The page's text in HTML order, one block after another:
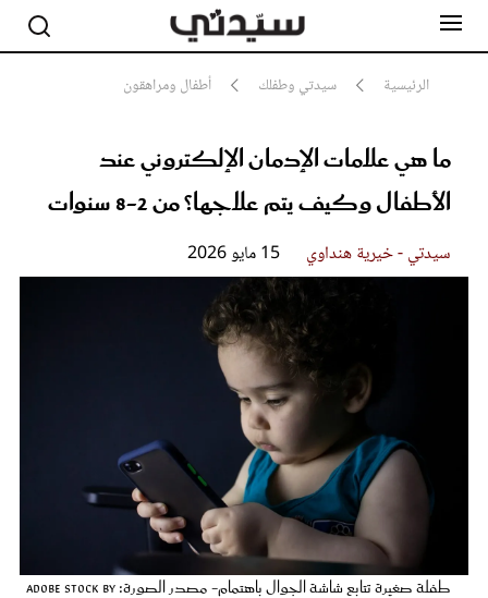
الرئيسية سيدتي وطفلك أطفال ومراهقون
ما هي علامات الإدمان الإلكتروني عند
الأطفال وكيف يتم علاجها؟ من 2-8 سنوات
سيدتي - خيرية هنداوي 15 مايو 2026
طفلة صغيرة تتابع شاشة الجوال باهتمام- مصدر الصورة: Adobe Stock by
مشاهير
جمال
سيدتي وطفلك
لايف ستايل